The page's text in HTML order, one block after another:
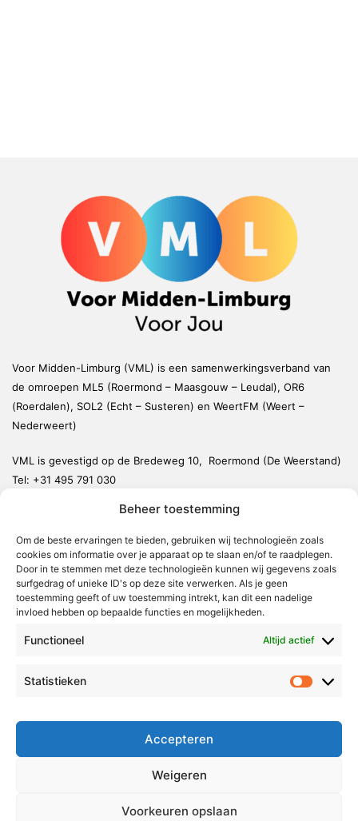
Beheer toestemming
Om de beste ervaringen te bieden, gebruiken wij technologieën zoals
cookies om informatie over je apparaat op te slaan en/of te raadplegen.
Door in te stemmen met deze technologieën kunnen wij gegevens zoals
surfgedrag of unieke ID's op deze site verwerken. Als je geen
toestemming geeft of uw toestemming intrekt, kan dit een nadelige
invloed hebben op bepaalde functies en mogelijkheden.
Functioneel Altijd actief
Statistieken
Accepteren
Weigeren
Voorkeuren opslaan
Voor Midden-Limburg (VML) is een samenwerkingsverband van
de omroepen ML5 (Roermond – Maasgouw – Leudal), OR6
(Roerdalen), SOL2 (Echt – Susteren) en WeertFM (Weert –
Nederweert)
VML is gevestigd op de Bredeweg 10, Roermond (De Weerstand)
Tel: +31 495 791 030
Weert
Nederweert
Leudal
Maasgouw
Echt-Susteren
Roermond
Radio & TV